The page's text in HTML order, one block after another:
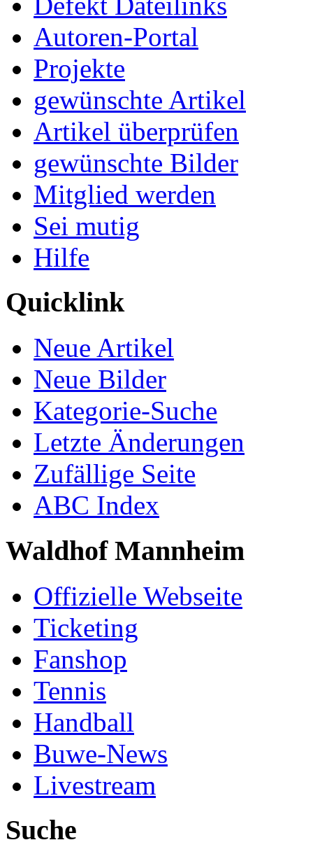
Autoren-Portal
Projekte
gewünschte Artikel
Artikel überprüfen
gewünschte Bilder
Mitglied werden
Sei mutig
Hilfe
Quicklink
Neue Artikel
Neue Bilder
Kategorie-Suche
Letzte Änderungen
Zufällige Seite
ABC Index
Waldhof Mannheim
Offizielle Webseite
Ticketing
Fanshop
Tennis
Handball
Buwe-News
Livestream
Suche